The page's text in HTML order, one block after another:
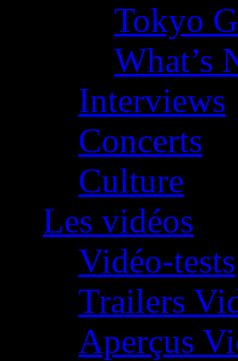
Tokyo
What’s
Interviews
Concerts
Culture
Les vidéos
Vidéo-tests
Trailers
Aperçus